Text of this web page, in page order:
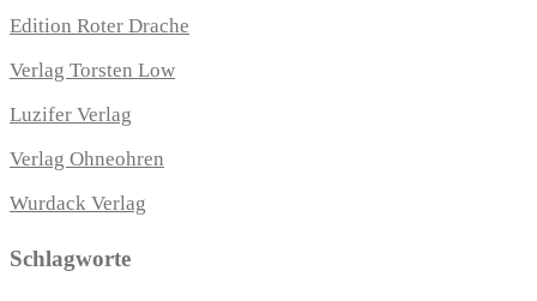
Edition Roter Drache
Verlag Torsten Low
Luzifer Verlag
Verlag Ohneohren
Wurdack Verlag
Schlagworte